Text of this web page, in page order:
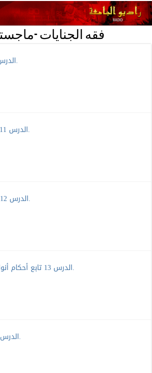
فقه الجنايات -
الدرس 10 القذف وأحكامه.
الدرس 11 شرب الخمر وأحكامه.
الدرس 12 حد السرقة وأحكامه.
الدرس 13 تابع أحكام أنواع السرقة وشروطها.
الدرس 14 الحرابة وأحكامها.